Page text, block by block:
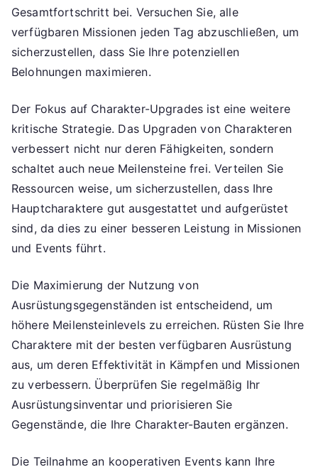
Gesamtfortschritt bei. Versuchen Sie, alle
verfügbaren Missionen jeden Tag abzuschließen, um
sicherzustellen, dass Sie Ihre potenziellen
Belohnungen maximieren.
Der Fokus auf Charakter-Upgrades ist eine weitere
kritische Strategie. Das Upgraden von Charakteren
verbessert nicht nur deren Fähigkeiten, sondern
schaltet auch neue Meilensteine frei. Verteilen Sie
Ressourcen weise, um sicherzustellen, dass Ihre
Hauptcharaktere gut ausgestattet und aufgerüstet
sind, da dies zu einer besseren Leistung in Missionen
und Events führt.
Die Maximierung der Nutzung von
Ausrüstungsgegenständen ist entscheidend, um
höhere Meilensteinlevels zu erreichen. Rüsten Sie Ihre
Charaktere mit der besten verfügbaren Ausrüstung
aus, um deren Effektivität in Kämpfen und Missionen
zu verbessern. Überprüfen Sie regelmäßig Ihr
Ausrüstungsinventar und priorisieren Sie
Gegenstände, die Ihre Charakter-Bauten ergänzen.
Die Teilnahme an kooperativen Events kann Ihre